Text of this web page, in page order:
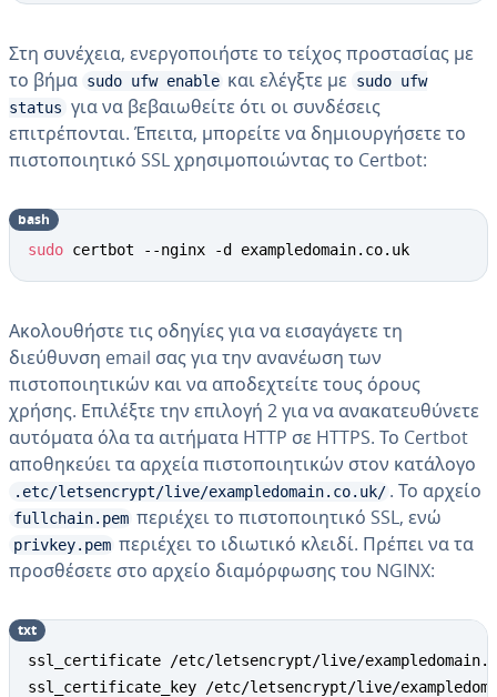
Στη συνέχεια, ενεργοποιήστε το τείχος προστασίας με
το βήμα sudo ufw enable και ελέγξτε με
sudo ufw
status για να βεβαιωθείτε ότι οι συνδέσεις
επιτρέπονται. Έπειτα, μπορείτε να δημιουργήσετε το
πιστοποιητικό SSL χρησιμοποιώντας το Certbot:
sudo certbot --nginx -d exampledomain.co.uk
bash
Ακολουθήστε τις οδηγίες για να εισαγάγετε τη
διεύθυνση email σας για την ανανέωση των
πιστοποιητικών και να αποδεχτείτε τους όρους
χρήσης. Επιλέξτε την επιλογή 2 για να ανακατευθύνετε
αυτόματα όλα τα αιτήματα HTTP σε HTTPS. Το Certbot
αποθηκεύει τα αρχεία πιστοποιητικών στον κατάλογο
.etc/letsencrypt/live/exampledomain.co.uk/ . Το αρχείο
fullchain.pem περιέχει το πιστοποιητικό SSL, ενώ
privkey.pem περιέχει το ιδιωτικό κλειδί. Πρέπει να τα
προσθέσετε στο αρχείο διαμόρφωσης του NGINX:
ssl_certificate /etc/letsencrypt/live/
ssl_certificate_key /etc/letsencrypt/live/
txt